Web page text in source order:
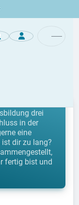
drei
in der
eine
dir zu lang?
fertig bist und